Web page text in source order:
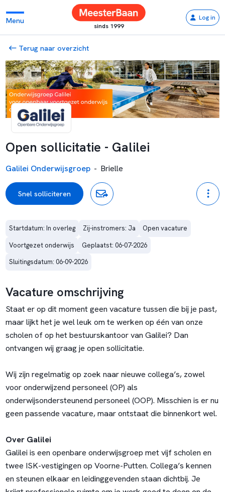
Menu
sinds 1999
Log in
Terug naar overzicht
Open sollicitatie - Galilei
Galilei Onderwijsgroep - Brielle
Snel solliciteren
Startdatum: In overleg Zij-instromers: Ja
Open vacature
Voortgezet onderwijs
Geplaatst: 06-07-2026
Sluitingsdatum: 06-09-2026
Vacature omschrijving
Staat er op dit moment geen vacature tussen die bij je past,
maar lijkt het je wel leuk om te werken op één van onze
scholen of op het bestuurskantoor van Galilei? Dan
ontvangen wij graag je open sollicitatie.
Wij zijn regelmatig op zoek naar nieuwe collega’s, zowel
voor onderwijzend personeel (OP) als
onderwijsondersteunend personeel (OOP). Misschien is er nu
geen passende vacature, maar ontstaat die binnenkort wel.
Over Galilei
Galilei is een openbare onderwijsgroep met vijf scholen en
twee ISK-vestigingen op Voorne-Putten. Collega’s kennen
en steunen elkaar en leidinggevenden staan dichtbij. Je